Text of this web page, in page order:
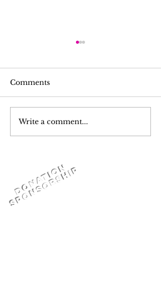
K- Youth Chunhyang
beauty pageant
Comments
Write a comment...
D
o
n
a
t
i
o
n
S
P
O
N
S
O
R
S
H
I
P